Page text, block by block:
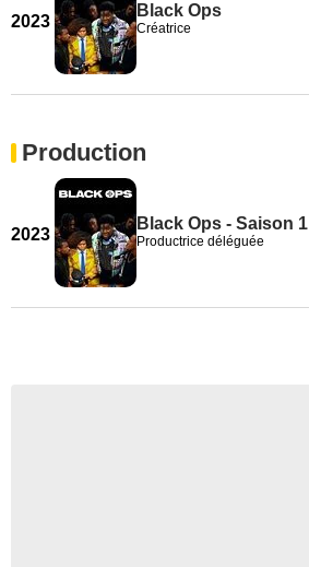
2023
Black Ops
Créatrice
Production
2023
Black Ops - Saison 1
Productrice déléguée